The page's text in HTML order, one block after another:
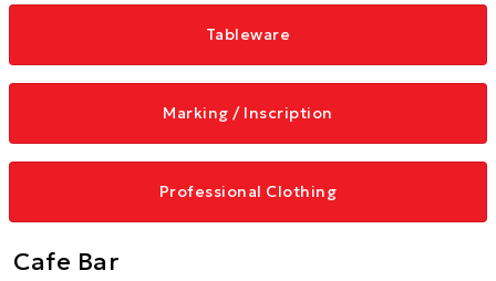
Tableware
Marking / Inscription
Professional Clothing
Cafe Bar